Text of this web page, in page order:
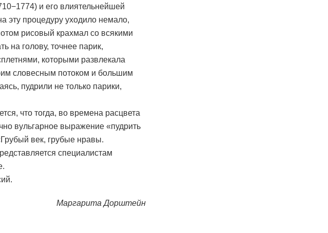
и его влиятельнейшей
эту процедуру уходило немало,
рисовый крахмал со всякими
на голову, точнее парик,
которыми развлекала
словесным потоком и большим
пудрили не только парики,
что тогда, во времена расцвета
вульгарное выражение «пудрить
век, грубые нравы.
специалистам
Маргарита Дорштейн